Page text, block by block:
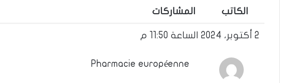
الكاتب المشاركات
2 أكتوبر، 2024 الساعة 11:50 م
Pharmacie européenne